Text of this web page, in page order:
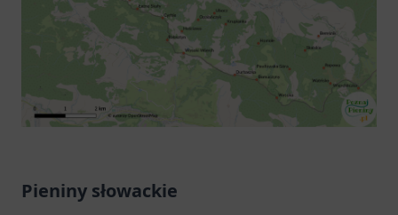
Pieniny słowackie